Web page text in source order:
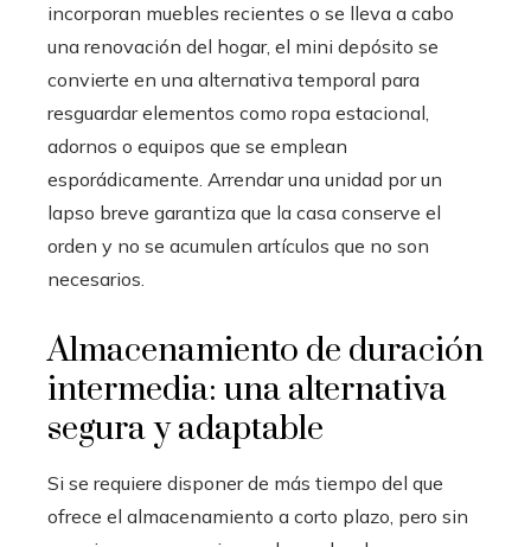
incorporan muebles recientes o se lleva a cabo
una renovación del hogar, el mini depósito se
convierte en una alternativa temporal para
resguardar elementos como ropa estacional,
adornos o equipos que se emplean
esporádicamente. Arrendar una unidad por un
lapso breve garantiza que la casa conserve el
orden y no se acumulen artículos que no son
necesarios.
Almacenamiento de duración
intermedia: una alternativa
segura y adaptable
Si se requiere disponer de más tiempo del que
ofrece el almacenamiento a corto plazo, pero sin